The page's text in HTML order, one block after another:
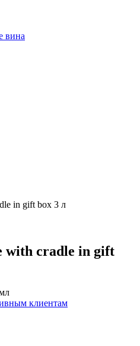
вина
in gift box 3 л
with cradle in gift
клиентам